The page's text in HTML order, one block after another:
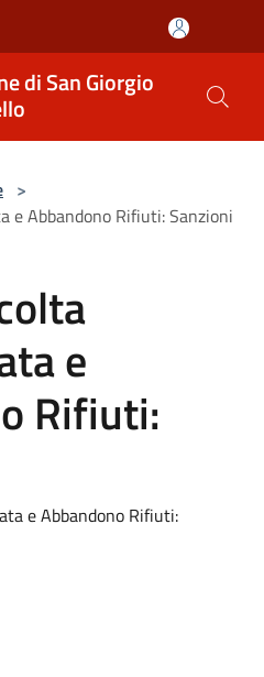
di San Giorgio
>
e Abbandono Rifiuti: Sanzioni
e
Rifiuti:
e Abbandono Rifiuti: